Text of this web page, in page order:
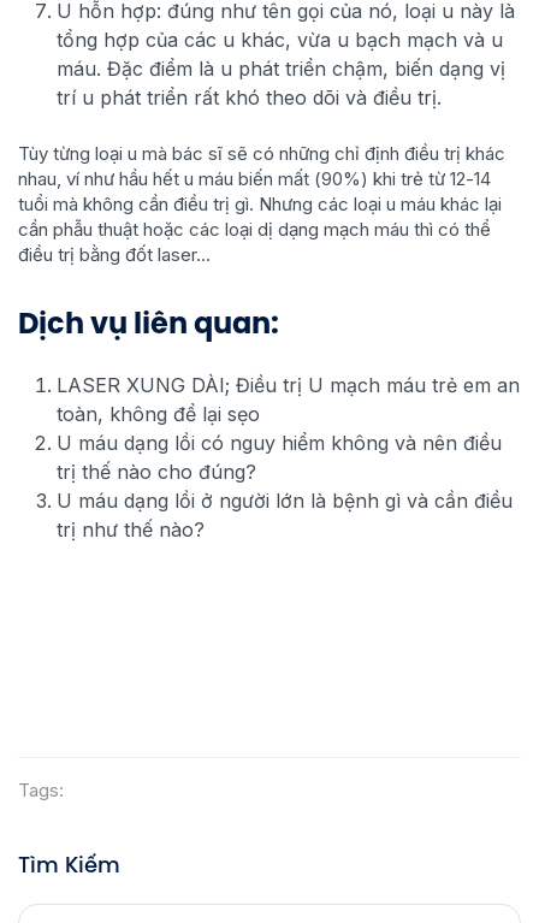
U hỗn hợp: đúng như tên gọi của nó, loại u này là
tổng hợp của các u khác, vừa u bạch mạch và u
máu. Đặc điểm là u phát triển chậm, biến dạng vị
trí u phát triển rất khó theo dõi và điều trị.
Tùy từng loại u mà bác sĩ sẽ có những chỉ định điều trị khác
nhau, ví như hầu hết u máu biến mất (90%) khi trẻ từ 12-14
tuổi mà không cần điều trị gì. Nhưng các loại u máu khác lại
cần phẫu thuật hoặc các loại dị dạng mạch máu thì có thể
điều trị bằng đốt laser…
Dịch vụ liên quan:
LASER XUNG DÀI; Điều trị U mạch máu trẻ em an
toàn, không để lại sẹo
U máu dạng lồi có nguy hiểm không và nên điều
trị thế nào cho đúng?
U máu dạng lồi ở người lớn là bệnh gì và cần điều
trị như thế nào?
Tags:
Tìm Kiếm